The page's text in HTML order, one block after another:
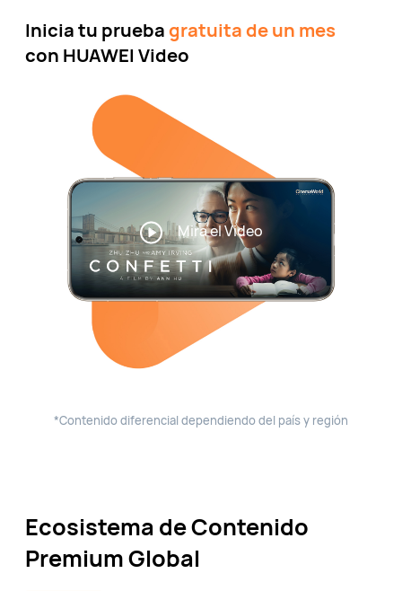
Inicia tu pruebagratuita de un mes
con HUAWEI Video
Mira el Video
*Contenido diferencial dependiendo del país y región
Ecosistema de Contenido
Premium Global